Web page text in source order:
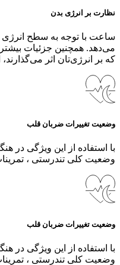
نظارت بر انرژی بدن
ساعت با توجه به سطح انرژی
می‌دهد. همچنین جزئیات
که بر انرژی‌تان اثر می‌گذارند،
وضعیت تغییرات ضربان قلب
با استفاده از این ویژگی در
وضعیت کلی تندرستی ،
وضعیت تغییرات ضربان قلب
با استفاده از این ویژگی در
وضعیت کلی تندرستی ،